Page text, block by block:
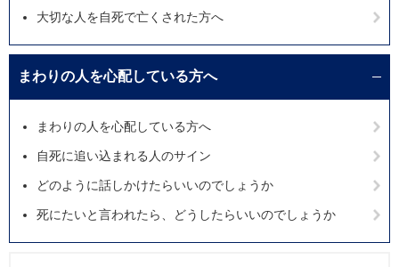
大切な人を自死で亡くされた方へ
まわりの人を心配している方へ
まわりの人を心配している方へ
自死に追い込まれる人のサイン
どのように話しかけたらいいのでしょうか
死にたいと言われたら、どうしたらいいのでしょうか